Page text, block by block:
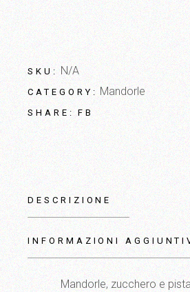
SKU: N/A
CATEGORY: Mandorle
SHARE: FB
DESCRIZIONE
INFORMAZIONI
Mandorle, zucchero e